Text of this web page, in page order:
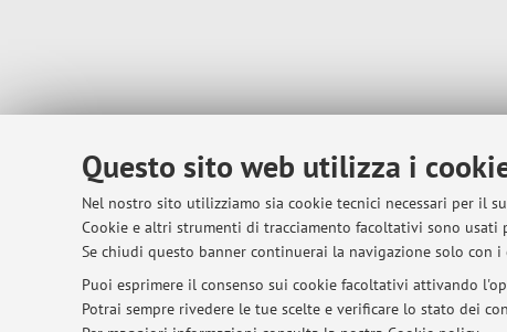
Questo sito web utilizza i
Nel nostro sito utilizziamo sia cookie tecnici necessari per il
Cookie e altri strumenti di tracciamento facoltativi sono
Se chiudi questo banner continuerai la navigazione solo con i
Puoi esprimere il consenso sui cookie facoltativi attivando
Potrai sempre rivedere le tue scelte e verificare lo stato dei